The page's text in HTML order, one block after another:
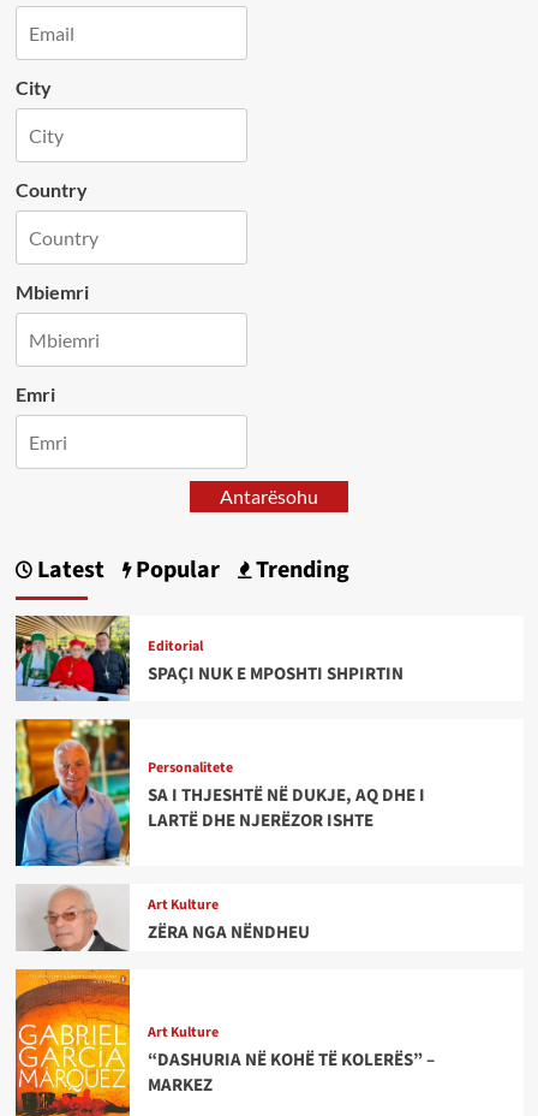
City
Country
Mbiemri
Emri
Antarësohu
Latest Popular Trending
Editorial
SPAÇI NUK E MPOSHTI SHPIRTIN
Personalitete
SA I THJESHTË NË DUKJE, AQ DHE I
LARTË DHE NJERËZOR ISHTE
Art Kulture
ZËRA NGA NËNDHEU
Art Kulture
“DASHURIA NË KOHË TË KOLERËS” –
MARKEZ